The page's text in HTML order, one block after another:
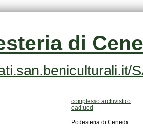
di
complesso archivistico
oad:uod
Podesteria di Ceneda